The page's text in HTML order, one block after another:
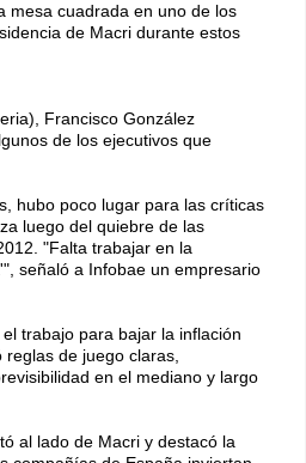
mesa cuadrada en uno de los
de Macri durante estos
Francisco González
de los ejecutivos que
hubo poco lugar para las críticas
luego del quiebre de las
"Falta trabajar en la
señaló a Infobae un empresario
trabajo para bajar la inflación
de juego claras,
en el mediano y largo
al lado de Macri y destacó la